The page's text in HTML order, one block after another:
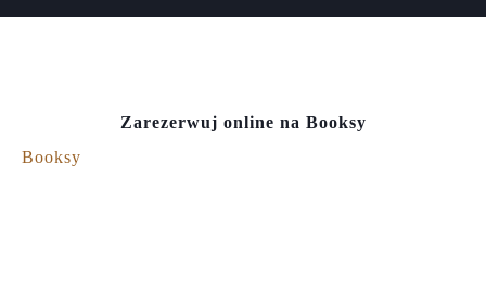
Zarezerwuj online na Booksy
Booksy